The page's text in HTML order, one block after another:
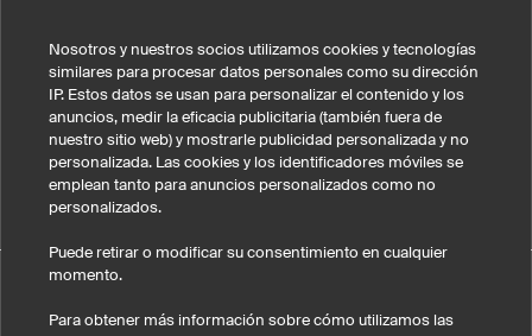
Estados Unidos
Nota legal Política de privacidad
Cookies y seguimiento
Condiciones generales de venta
Camiseta portero FLG1 Kids ha obtenido una nota media de
4.7 sobre 5 , calculada a partir de 65 evaluaciones de clientes
Nosotros y nuestros socios utilizamos cookies y tecnologías
similares para procesar datos personales como su dirección
IP. Estos datos se usan para personalizar el contenido y los
anuncios, medir la eficacia publicitaria (también fuera de
nuestro sitio web) y mostrarle publicidad personalizada y no
personalizada. Las cookies y los identificadores móviles se
emplean tanto para anuncios personalizados como no
personalizados.
Puede retirar o modificar su consentimiento en cualquier
momento.
Para obtener más información sobre cómo utilizamos las